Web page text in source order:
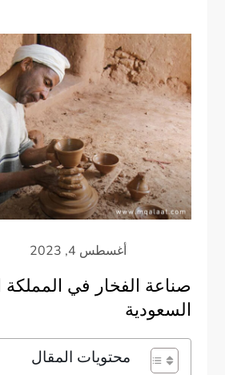
صناعة الفخار في المملكة
السعودية
محتويات المقال